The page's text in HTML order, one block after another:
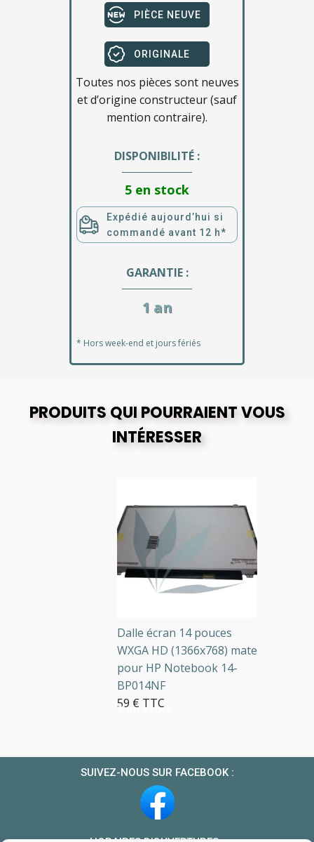
PIÈCE NEUVE
ORIGINALE
Toutes nos pièces sont neuves
et d’origine constructeur (sauf
mention contraire).
DISPONIBILITÉ :
5 en stock
Expédié aujourd’hui si
commandé avant 12 h*
GARANTIE :
1 an
* Hors week-end et jours fériés
PRODUITS QUI POURRAIENT VOUS
INTÉRESSER
1 en stock
Dalle écran 14 pouces
WXGA HD (1366x768) mate
pour HP Notebook 14-
BP014NF
59 € TTC
SUIVEZ-NOUS SUR FACEBOOK :